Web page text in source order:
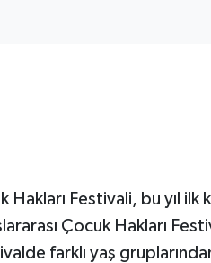
Hakları Festivali, bu yıl ilk
Çocuk Hakları
farklı yaş